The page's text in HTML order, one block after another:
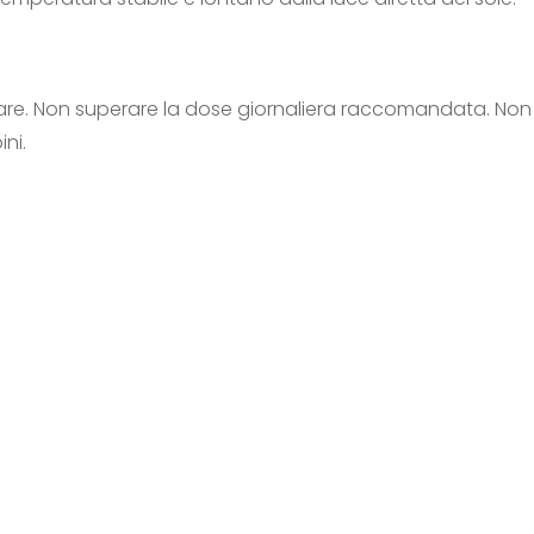
Non superare la dose giornaliera raccomandata.